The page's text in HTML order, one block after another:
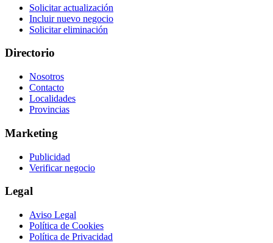
Solicitar actualización
Incluir nuevo negocio
Solicitar eliminación
Directorio
Nosotros
Contacto
Localidades
Provincias
Marketing
Publicidad
Verificar negocio
Legal
Aviso Legal
Política de Cookies
Política de Privacidad